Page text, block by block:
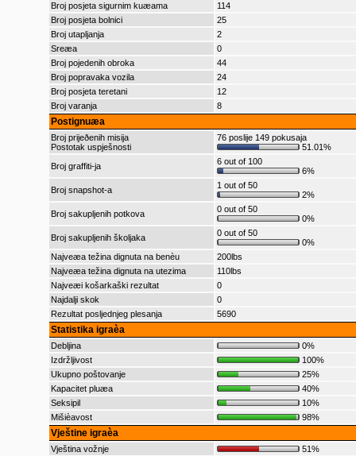
Broj posjeta sigurnim kuæama
114
Broj posjeta bolnici
25
Broj utapljanja
2
Sreæa
0
Broj pojedenih obroka
44
Broj popravaka vozila
24
Broj posjeta teretani
12
Broj varanja
8
Postignuæa
Broj prijeðenih misija
Postotak uspješnosti
76 poslije 149 pokusaja
51.01%
Broj graffiti-ja
6 out of 100
6%
Broj snapshot-a
1 out of 50
2%
Broj sakupljenih potkova
0 out of 50
0%
Broj sakupljenih školjaka
0 out of 50
0%
Najveæa težina dignuta na benèu
200lbs
Najveæa težina dignuta na utezima
110lbs
Najveæi košarkaški rezultat
0
Najdalji skok
0
Rezultat posljednjeg plesanja
5690
Statistika igraèa
Debljina
0%
Izdržljivost
100%
Ukupno poštovanje
25%
Kapacitet pluæa
40%
Seksipil
10%
Mišièavost
98%
Vještine igraèa
Vještina vožnje
51%